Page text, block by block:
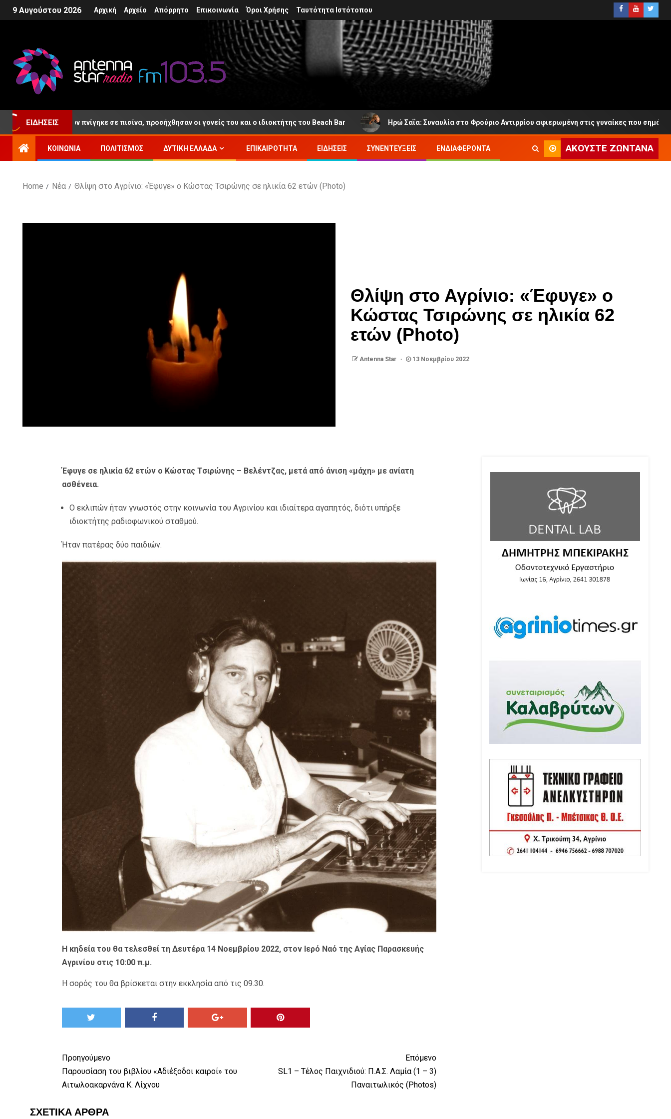
9 Αυγούστου 2026 Αρχική Αρχείο Απόρρητο Επικοινωνία Όροι Χρήσης Ταυτότητα Ιστότοπου
ΕΙΔΉΣΕΙΣ
4 ετών πνίγηκε σε πισίνα, προσήχθησαν οι γονείς του και ο ιδιοκτήτης του Beach Bar Ηρώ Σαΐα: Συναυλία στο Φρούριο Αντιρρίου αφιερωμένη στις γυναίκες που σημάδεψαν το
ΚΟΙΝΩΝΊΑ ΠΟΛΙΤΙΣΜΌΣ ΔΥΤΙΚΉ ΕΛΛΆΔΑ ΕΠΙΚΑΙΡΌΤΗΤΑ ΕΙΔΉΣΕΙΣ ΣΥΝΕΝΤΕΎΞΕΙΣ ΕΝΔΙΑΦΈΡΟΝΤΑ ΑΚΟΎΣΤΕ ΖΩΝΤΑΝΆ
Home Νέα Θλίψη στο Αγρίνιο: «Έφυγε» ο Κώστας Τσιρώνης σε ηλικία 62 ετών (Photo)
Θλίψη στο Αγρίνιο: «Έφυγε» ο
Κώστας Τσιρώνης σε ηλικία 62
ετών (Photo)
Antenna Star 13 Νοεμβρίου 2022
Έφυγε σε ηλικία 62 ετών ο Κώστας Τσιρώνης – Βελέντζας, μετά από άνιση «μάχη» με ανίατη
ασθένεια.
Ο εκλιπών ήταν γνωστός στην κοινωνία του Αγρινίου και ιδιαίτερα αγαπητός, διότι υπήρξε
ιδιοκτήτης ραδιοφωνικού σταθμού.
Ήταν πατέρας δύο παιδιών.
Η κηδεία του θα τελεσθεί τη Δευτέρα 14 Νοεμβρίου 2022, στον Ιερό Ναό της Αγίας Παρασκευής
Αγρινίου στις 10:00 π.μ.
Η σορός του θα βρίσκεται στην εκκλησία από τις 09.30.
Προηγούμενο
Παρουσίαση του βιβλίου «Αδιέξοδοι καιροί» του
Αιτωλοακαρνάνα Κ. Λίχνου
Επόμενο
SL1 – Τέλος Παιχνιδιού: Π.Α.Σ. Λαμία (1 – 3)
Παναιτωλικός (Photos)
ΣΧΕΤΙΚΆ ΆΡΘΡΑ